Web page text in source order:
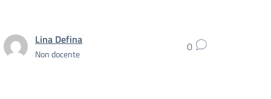
Lina Defina
Non docente 0